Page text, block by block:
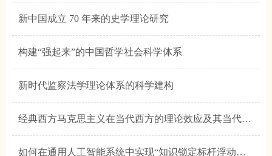
新中国成立 70 年来的史学理论研究
构建“强起来”的中国哲学社会科学体系
新时代监察法学理论体系的科学建构
经典西方马克思主义在当代西方的理论效应及其当代价值
如何在通用人工智能系统中实现“知识锁定标杆浮动效应”——一种基于“时间压力”的简易心智模型